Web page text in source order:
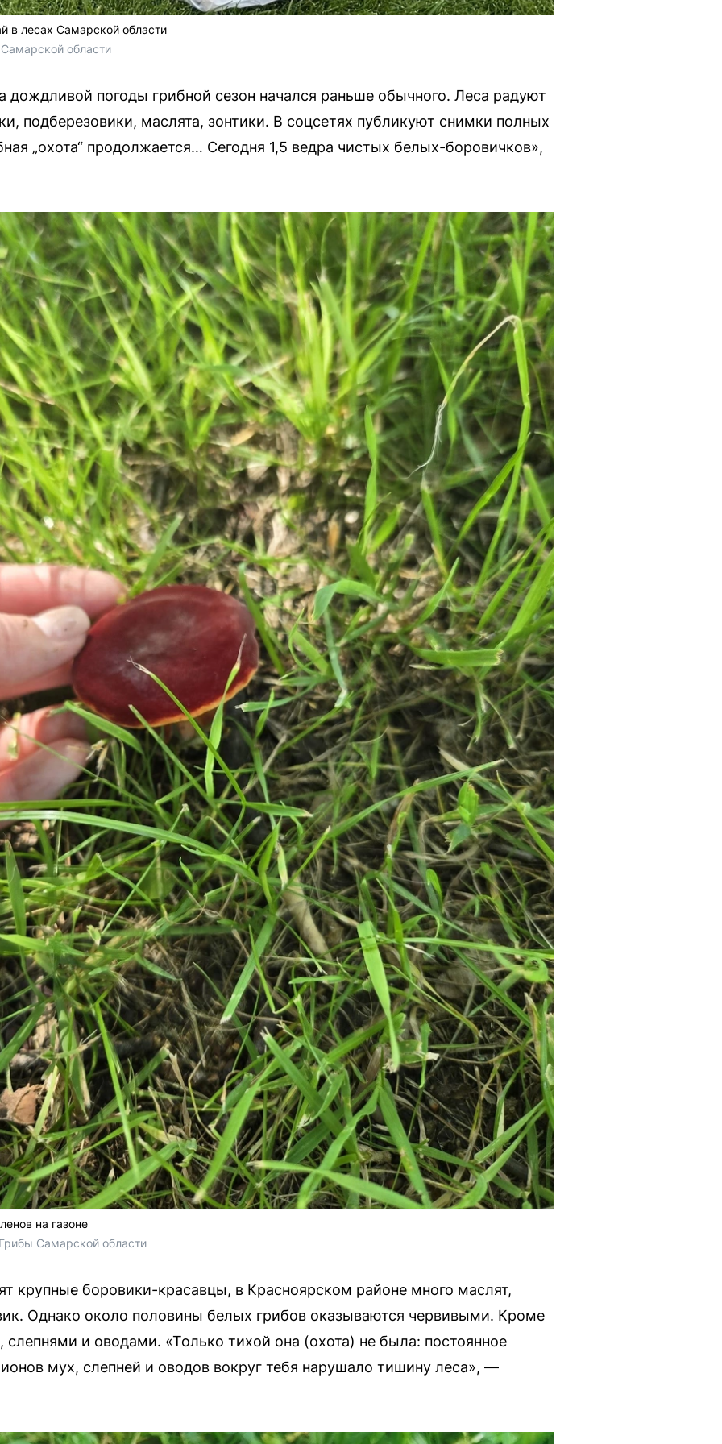
в лесах Самарской области
области
дождливой погоды грибной сезон начался раньше обычного. Леса радуют
подберезовики, маслята, зонтики. В соцсетях публикуют снимки полных
„охота“ продолжается… Сегодня 1,5 ведра чистых белых-боровичков»,
на газоне
Самарской области
крупные боровики-красавцы, в Красноярском районе много маслят,
Однако около половины белых грибов оказываются червивыми. Кроме
слепнями и оводами. «Только тихой она (охота) не была: постоянное
мух, слепней и оводов вокруг тебя нарушало тишину леса», —